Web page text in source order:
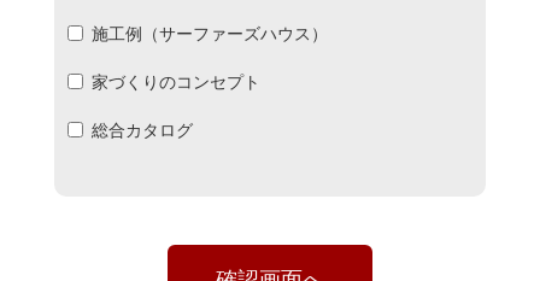
施工例（サーファーズハウス）
家づくりのコンセプト
総合カタログ